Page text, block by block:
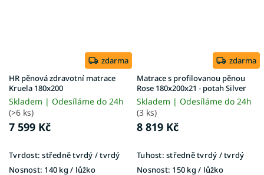
zdarma
HR pěnová zdravotní matrace
Kruela 180x200
Skladem | Odesíláme do 24h
(>6 ks)
7 599 Kč
Tvrdost: středně tvrdý / tvrdý
Nosnost: 140 kg / lůžko
zdarma
Matrace s profilovanou pěnou
Rose 180x200x21 - potah Silver
Skladem | Odesíláme do 24h
(3 ks)
8 819 Kč
Tuhost: středně tvrdý / tvrdý
Nosnost: 150 kg / lůžko